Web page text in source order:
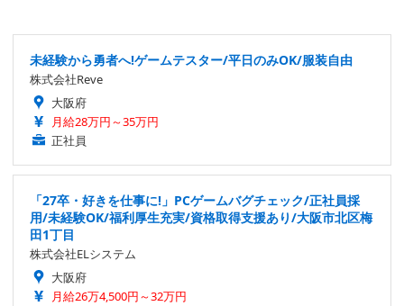
未経験から勇者へ!ゲームテスター/平日のみOK/服装自由
株式会社Reve
大阪府
月給28万円～35万円
正社員
「27卒・好きを仕事に!」PCゲームバグチェック/正社員採
用/未経験OK/福利厚生充実/資格取得支援あり/大阪市北区梅
田1丁目
株式会社ELシステム
大阪府
月給26万4,500円～32万円